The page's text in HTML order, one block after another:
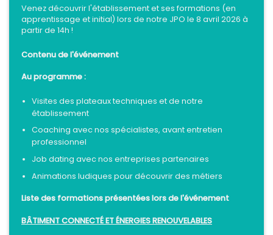
Venez découvrir l'établissement et ses formations (en
apprentissage et initial) lors de notre JPO le 8 avril 2026 à
partir de 14h !
Contenu de l'événement
Au programme :
Visites des plateaux techniques et de notre
établissement
Coaching avec nos spécialistes, avant entretien
professionnel
Job dating avec nos entreprises partenaires
Animations ludiques pour découvrir des métiers
Liste des formations présentées lors de l'événement
BÂTIMENT CONNECTÉ ET ÉNERGIES RENOUVELABLES